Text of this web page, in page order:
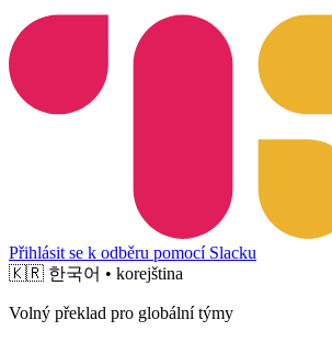
Přihlásit se k odběru pomocí Slacku
🇰🇷 한국어 • korejština
Volný překlad pro globální týmy